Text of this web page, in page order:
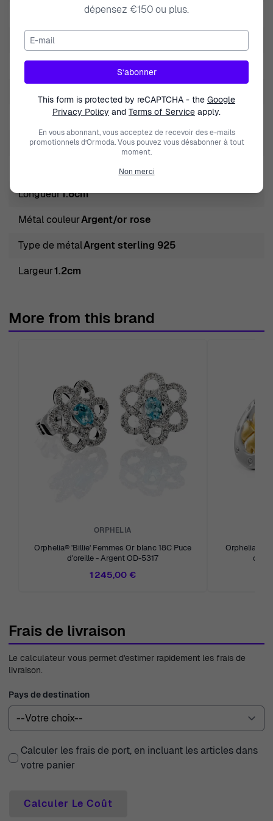
Orphelia
nature de la pierre précieuse
Genre
Diamètre1.6cm
Couleur des pierresChampagne
Puce d'oreille
Longueur1.6cm
Métal couleurArgent/or rose
Type de métalArgent sterling 925
Largeur1.2cm
More from this brand
ORPHELIA
Orphelia® 'Billie' Femmes Or blanc 18C Puce
d'oreille - Argent OD-5317
1 245,00 €
Orphelia®
Frais de livraison
Le calculateur vous permet d'estimer rapidement les frais de
livraison.
Pays de destination
Calculer les frais de port, en incluant les articles dans
votre panier
Calculer Le Coût
dépensez €150 ou plus.
E-mail
S’abonner
This form is protected by reCAPTCHA - the Google
Privacy Policy and Terms of Service apply.
En vous abonnant, vous acceptez de recevoir des e-mails
promotionnels d’Ormoda. Vous pouvez vous désabonner à tout
moment.
Non merci